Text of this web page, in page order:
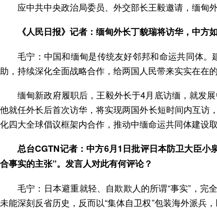
应中共中央政治局委员、外交部长王毅邀请，缅甸
《人民日报》记者：缅甸外长丁貌瑞将访华，中
毛宁：中国和缅甸是传统友好邻邦和命运共同体
助，持续深化全面战略合作，给两国人民带来实实在在
缅甸新政府履职后，王毅外长于4月底访缅，就发
他就任外长后首次访华，将实现两国外长短时间内互访
化四大全球倡议框架内合作，推动中缅命运共同体建设
总台CGTN记者：中方6月1日批评日本防卫大臣
合事实的主张”。发言人对此有何评论？
毛宁：日本避重就轻、自欺欺人的所谓“事实”，完
未能深刻反省历史，反而以“集体自卫权”包装海外派兵